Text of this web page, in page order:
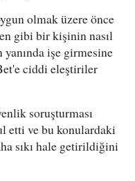
olmak üzere önce
gibi bir kişinin nasıl
yanında işe girmesine
ciddi eleştiriler
soruşturması
etti ve bu konulardaki
sıkı hale getirildiğini